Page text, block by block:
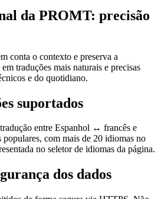
da PROMT: precisão
conta o contexto e preserva a
traduções mais naturais e precisas
e do quotidiano.
suportados
entre Espanhol ↔ francês e
populares, com mais de 20 idiomas no
no seletor de idiomas da página.
dos dados